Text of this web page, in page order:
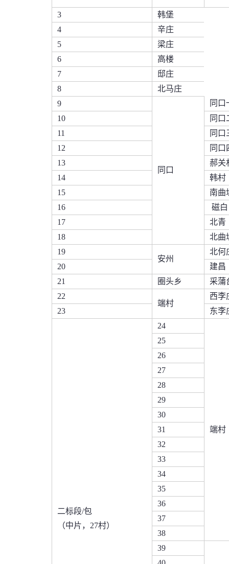
3
韩堡
4
辛庄
5
梁庄
6
高楼
7
邸庄
8
北马庄
9
同口
同口
10
同口
11
同口
12
同口
13
郝关
14
韩村
15
南曲
16
磁白
17
北青
18
北曲
19
安州
北何
20
建昌
21
圈头乡
采蒲
22
端村
西李
23
东李
二标段/包
（中片，27村）
24
端村
25
26
27
28
29
30
31
32
33
34
35
36
37
38
39